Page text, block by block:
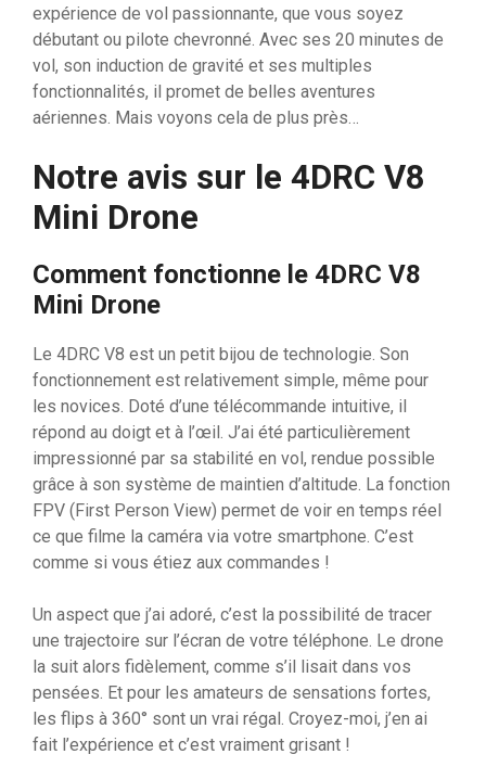
expérience de vol passionnante, que vous soyez
débutant ou pilote chevronné. Avec ses 20 minutes de
vol, son induction de gravité et ses multiples
fonctionnalités, il promet de belles aventures
aériennes. Mais voyons cela de plus près…
Notre avis sur le 4DRC V8
Mini Drone
Comment fonctionne le 4DRC V8
Mini Drone
Le 4DRC V8 est un petit bijou de technologie. Son
fonctionnement est relativement simple, même pour
les novices. Doté d’une télécommande intuitive, il
répond au doigt et à l’œil. J’ai été particulièrement
impressionné par sa stabilité en vol, rendue possible
grâce à son système de maintien d’altitude. La fonction
FPV (First Person View) permet de voir en temps réel
ce que filme la caméra via votre smartphone. C’est
comme si vous étiez aux commandes !
Un aspect que j’ai adoré, c’est la possibilité de tracer
une trajectoire sur l’écran de votre téléphone. Le drone
la suit alors fidèlement, comme s’il lisait dans vos
pensées. Et pour les amateurs de sensations fortes,
les flips à 360° sont un vrai régal. Croyez-moi, j’en ai
fait l’expérience et c’est vraiment grisant !